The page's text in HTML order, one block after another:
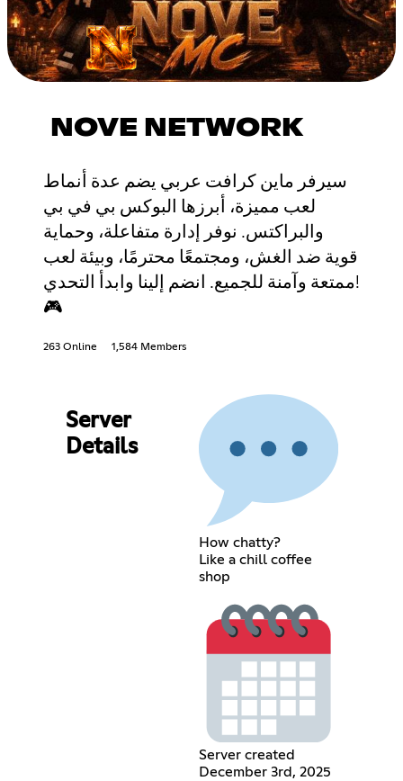
NOVE NETWORK
سيرفر ماين كرافت عربي يضم عدة أنماط
لعب مميزة، أبرزها البوكس بي في بي
والبراكتس. نوفر إدارة متفاعلة، وحماية
قوية ضد الغش، ومجتمعًا محترمًا، وبيئة لعب
ممتعة وآمنة للجميع. انضم إلينا وابدأ التحدي!
🎮
263 Online 1,584 Members
Server
Details
How chatty?
Like a chill coffee
shop
Server created
December 3rd, 2025